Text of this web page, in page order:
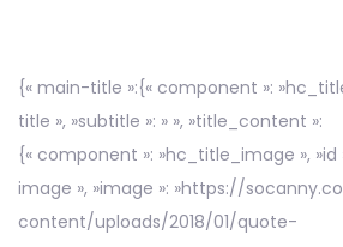
{« main-title »:{« component »:
title », »subtitle »: » », »title_content »:
{« component »: »hc_title_image », »id
image », »image »: »https://
content/uploads/2018/01/quote-